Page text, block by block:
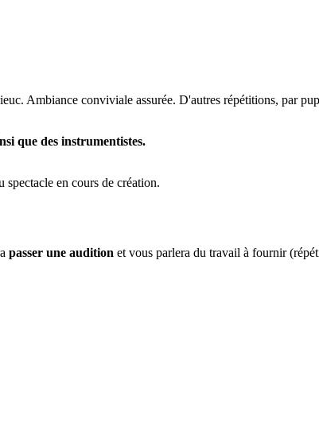
Ambiance conviviale assurée. D'autres répétitions, par
que des instrumentistes.
en cours de création.
passer une audition et vous parlera du travail à fournir